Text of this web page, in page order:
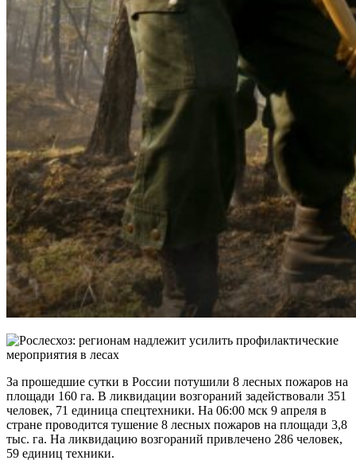
За прошедшие сутки в России потушили 8 лесных пожаров на
площади 160 га. В ликвидации возгораний задействовали 351
человек, 71 единица спецтехники. На 06:00 мск 9 апреля в
стране проводится тушение 8 лесных пожаров на площади 3,8
тыс. га. На ликвидацию возгораний привлечено 286 человек,
59 единиц техники.